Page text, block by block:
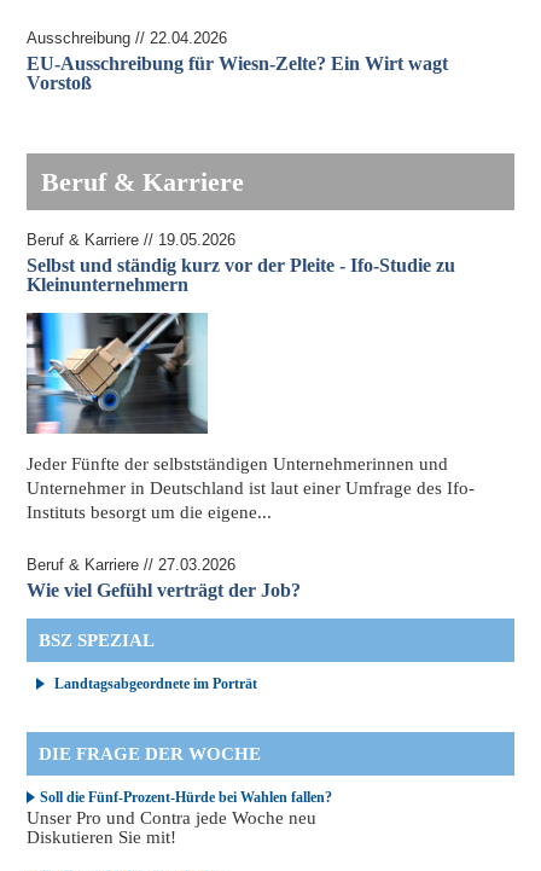
Ausschreibung // 22.04.2026
EU-Ausschreibung für Wiesn-Zelte? Ein Wirt wagt
Vorstoß
Beruf & Karriere
Beruf & Karriere // 19.05.2026
Selbst und ständig kurz vor der Pleite - Ifo-Studie zu
Kleinunternehmern
Jeder Fünfte derselbstständigen Unternehmerinnen und
Unternehmer in Deutschland ist laut einer Umfrage des Ifo-
Instituts besorgt um die eigene...
Beruf & Karriere // 27.03.2026
Wie viel Gefühl verträgt der Job?
BSZ SPEZIAL
Landtagsabgeordnete im Porträt
DIE FRAGE DER WOCHE
Soll die Fünf-Prozent-Hürde bei Wahlen fallen?
Unser Pro und Contra jede Woche neu
Diskutieren Sie mit!